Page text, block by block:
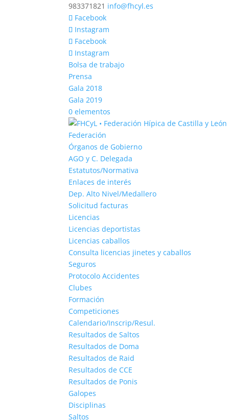
983371821 info@fhcyl.es
Facebook
Instagram
Facebook
Instagram
Bolsa de trabajo
Prensa
Gala 2018
Gala 2019
0 elementos
Federación
Órganos de Gobierno
AGO y C. Delegada
Estatutos/Normativa
Enlaces de interés
Dep. Alto Nivel/Medallero
Solicitud facturas
Licencias
Licencias deportistas
Licencias caballos
Consulta licencias jinetes y caballos
Seguros
Protocolo Accidentes
Clubes
Formación
Competiciones
Calendario/Inscrip/Resul.
Resultados de Saltos
Resultados de Doma
Resultados de Raid
Resultados de CCE
Resultados de Ponis
Galopes
Disciplinas
Saltos